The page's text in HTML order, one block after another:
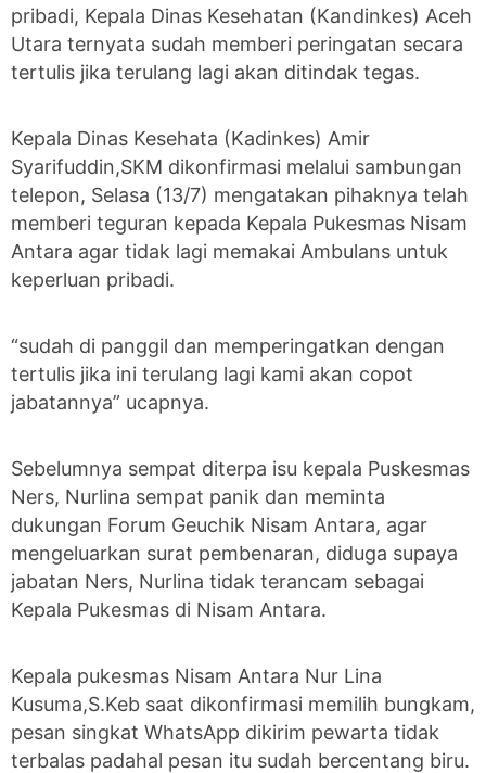
pribadi, Kepala Dinas Kesehatan (Kandinkes) Aceh
Utara ternyata sudah memberi peringatan secara
tertulis jika terulang lagi akan ditindak tegas.
Kepala Dinas Kesehata (Kadinkes) Amir
Syarifuddin,SKM dikonfirmasi melalui sambungan
telepon, Selasa (13/7) mengatakan pihaknya telah
memberi teguran kepada Kepala Pukesmas Nisam
Antara agar tidak lagi memakai Ambulans untuk
keperluan pribadi.
“sudah di panggil dan memperingatkan dengan
tertulis jika ini terulang lagi kami akan copot
jabatannya” ucapnya.
Sebelumnya sempat diterpa isu kepala Puskesmas
Ners, Nurlina sempat panik dan meminta
dukungan Forum Geuchik Nisam Antara, agar
mengeluarkan surat pembenaran, diduga supaya
jabatan Ners, Nurlina tidak terancam sebagai
Kepala Pukesmas di Nisam Antara.
Kepala pukesmas Nisam Antara Nur Lina
Kusuma,S.Keb saat dikonfirmasi memilih bungkam,
pesan singkat WhatsApp dikirim pewarta tidak
terbalas padahal pesan itu sudah bercentang biru.